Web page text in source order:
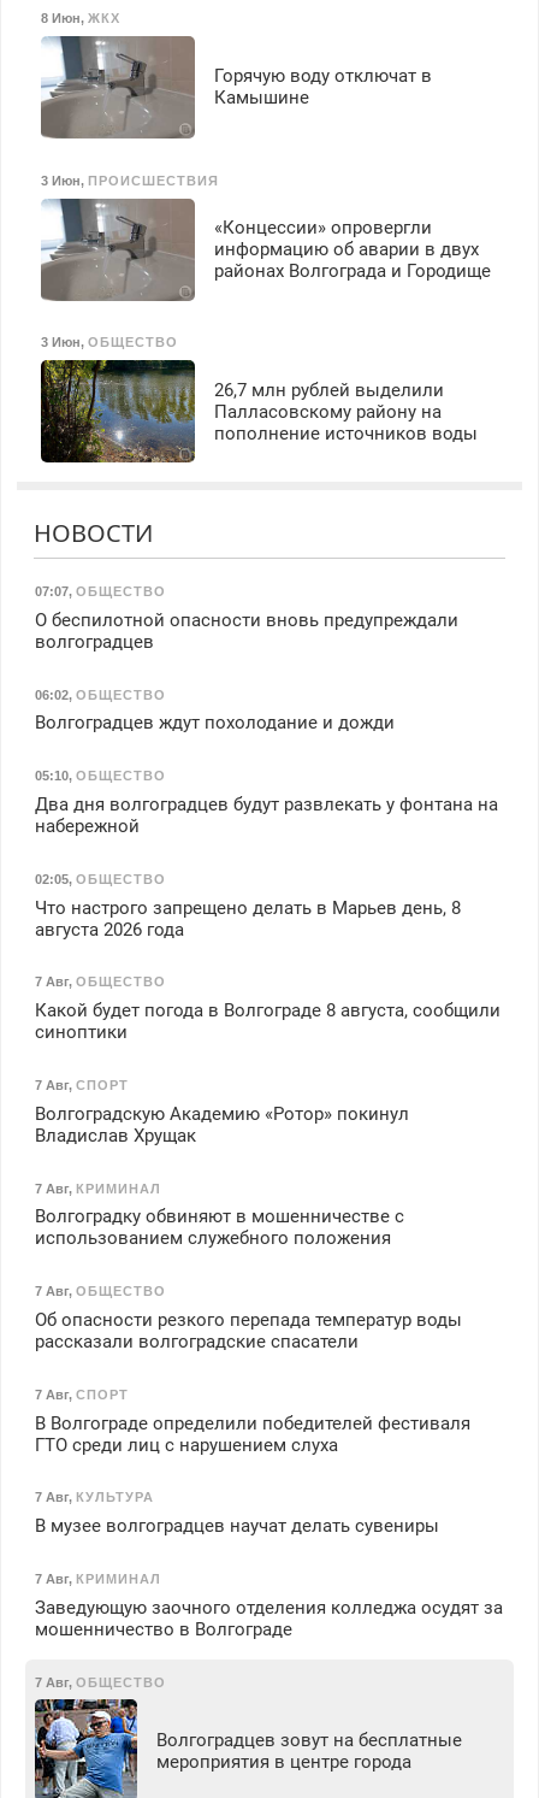
8 Июн, ЖКХ
Горячую воду отключат в
Камышине
3 Июн, ПРОИСШЕСТВИЯ
«Концессии» опровергли
информацию об аварии в двух
районах Волгограда и Городище
3 Июн, ОБЩЕСТВО
26,7 млн рублей выделили
Палласовскому району на
пополнение источников воды
НОВОСТИ
07:07, ОБЩЕСТВО
О беспилотной опасности вновь предупреждали
волгоградцев
06:02, ОБЩЕСТВО
Волгоградцев ждут похолодание и дожди
05:10, ОБЩЕСТВО
Два дня волгоградцев будут развлекать у фонтана на
набережной
02:05, ОБЩЕСТВО
Что настрого запрещено делать в Марьев день, 8
августа 2026 года
7 Авг, ОБЩЕСТВО
Какой будет погода в Волгограде 8 августа, сообщили
синоптики
7 Авг, СПОРТ
Волгоградскую Академию «Ротор» покинул
Владислав Хрущак
7 Авг, КРИМИНАЛ
Волгоградку обвиняют в мошенничестве с
использованием служебного положения
7 Авг, ОБЩЕСТВО
Об опасности резкого перепада температур воды
рассказали волгоградские спасатели
7 Авг, СПОРТ
В Волгограде определили победителей фестиваля
ГТО среди лиц с нарушением слуха
7 Авг, КУЛЬТУРА
В музее волгоградцев научат делать сувениры
7 Авг, КРИМИНАЛ
Заведующую заочного отделения колледжа осудят за
мошенничество в Волгограде
7 Авг, ОБЩЕСТВО
Волгоградцев зовут на бесплатные
мероприятия в центре города